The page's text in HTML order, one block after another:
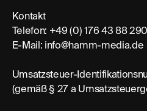
Kontakt
Telefon: +49 (0) 176 43 88
E-Mail: info@hamm-media.de
Umsatzsteuer-
(gemäß § 27 a